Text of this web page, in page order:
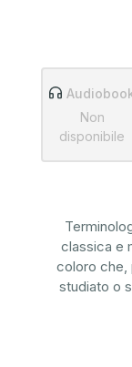
Non
disponibile
classica e
coloro che,
studiato o